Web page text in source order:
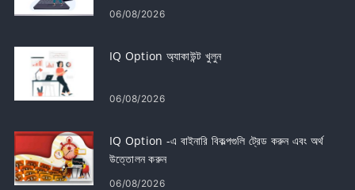
06/08/2026
IQ Option অ্যাকাউন্ট খুলুন
06/08/2026
IQ Option -এ বাইনারি বিকল্পগুলি ট্রেড করুন এবং অর্থ
উত্তোলন করুন
06/08/2026